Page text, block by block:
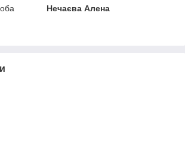
Нечаєва Алена